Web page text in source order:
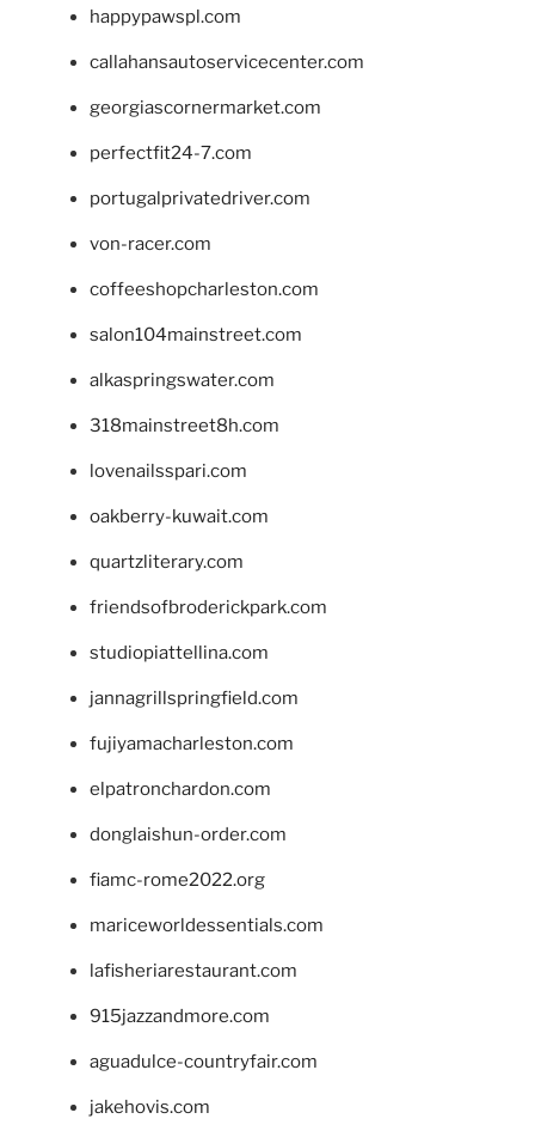
happypawspl.com
callahansautoservicecenter.com
georgiascornermarket.com
perfectfit24-7.com
portugalprivatedriver.com
von-racer.com
coffeeshopcharleston.com
salon104mainstreet.com
alkaspringswater.com
318mainstreet8h.com
lovenailsspari.com
oakberry-kuwait.com
quartzliterary.com
friendsofbroderickpark.com
studiopiattellina.com
jannagrillspringfield.com
fujiyamacharleston.com
elpatronchardon.com
donglaishun-order.com
fiamc-rome2022.org
mariceworldessentials.com
lafisheriarestaurant.com
915jazzandmore.com
aguadulce-countryfair.com
jakehovis.com